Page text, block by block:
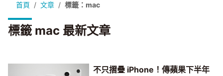
首頁 文章 標籤：mac
標籤 mac 最新文章
不只摺疊 iPhone！傳蘋果下半年